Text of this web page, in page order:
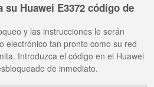
su Huawei E3372 código de
y las instrucciones le serán
electrónico tan pronto como su red
Introduzca el código en el Huawei
de inmediato.